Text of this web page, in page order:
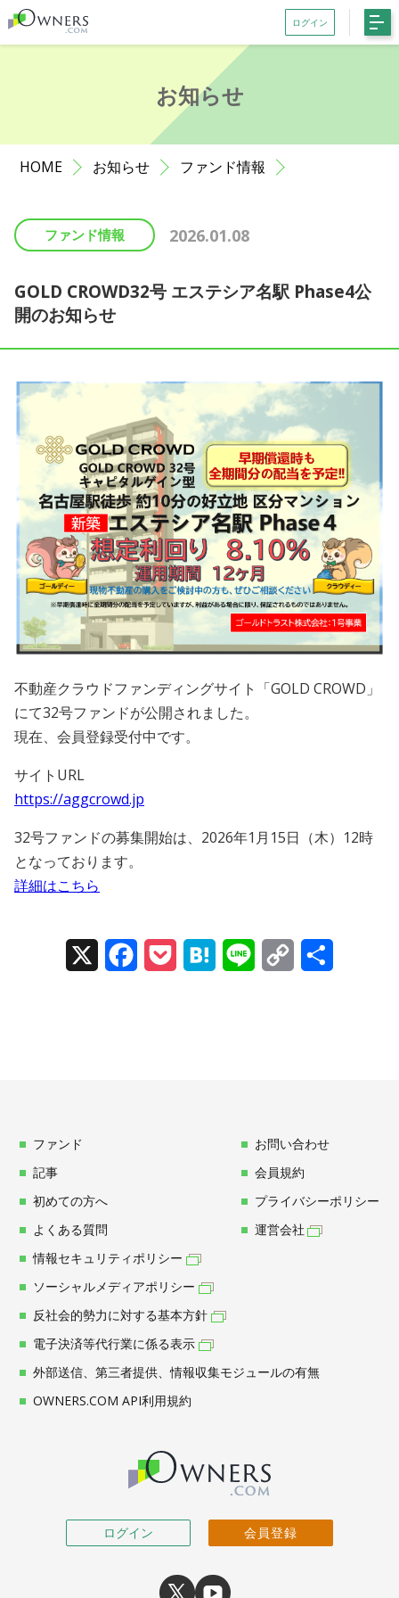
ログイン
会員登録がお済みでない方はこちら
お知らせ
サポート
初めての方へ よくある質問
お問い合わせ
利用規約等
会員規約
プライバシーポリシー
情報セキュリティポリシー
ソーシャルメディアポリシー
反社会的勢力に対する基本方針
電子決済等代行業に係る表示
外部送信、第三者提供、情報収集モジュールの有無
OWNERS.COM API利用規約
ログイン
お知らせ
HOME お知らせ ファンド情報
ファンド情報 2026.01.08
GOLD CROWD32号 エステシア名駅 Phase4公
開のお知らせ
不動産クラウドファンディングサイト「GOLD CROWD」
にて32号ファンドが公開されました。
現在、会員登録受付中です。
サイトURL
https://aggcrowd.jp
32号ファンドの募集開始は、2026年1月15日（木）12時
となっております。
詳細はこちら
Facebook
Pocket Hatena Line
Copy
ログイン 会員登録
X
ファンド
記事
初めての方へ
よくある質問
お問い合わせ
会員規約
プライバシーポリシー
運営会社
情報セキュリティポリシー
ソーシャルメディアポリシー
反社会的勢力に対する基本方針
電子決済等代行業に係る表示
外部送信、第三者提供、情報収集モジュールの有無
OWNERS.COM API利用規約